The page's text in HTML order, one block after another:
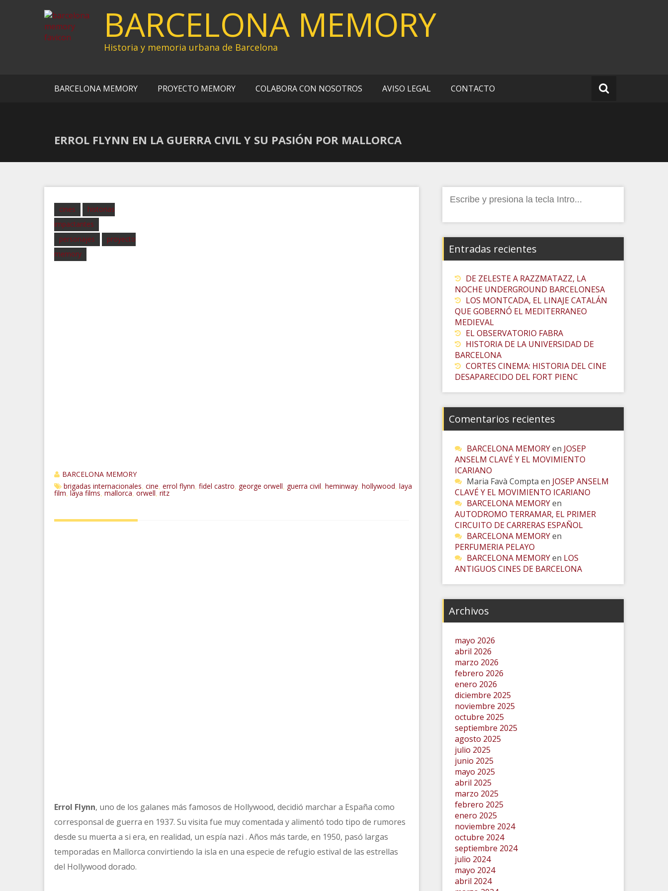
BARCELONA MEMORY
Historia y memoria urbana de Barcelona
BARCELONA MEMORY PROYECTO MEMORY COLABORA CON NOSOTROS AVISO LEGAL CONTACTO
ERROL FLYNN EN LA GUERRA CIVIL Y SU PASIÓN POR MALLORCA
cines
historias
impactantes
personajes
proyecto
memory
BARCELONA MEMORY
brigadas internacionales cine errol flynn fidel castro george orwell guerra civil heminway hollywood laya
film laya films mallorca orwell ritz
Errol Flynn, uno de los galanes más famosos de Hollywood, decidió marchar a España como
corresponsal de guerra en 1937. Su visita fue muy comentada y alimentó todo tipo de rumores
desde su muerta a si era, en realidad, un espía nazi . Años más tarde, en 1950, pasó largas
temporadas en Mallorca convirtiendo la isla en una especie de refugio estival de las estrellas
del Hollywood dorado.
Entradas recientes
DE ZELESTE A RAZZMATAZZ, LA
NOCHE UNDERGROUND BARCELONESA
LOS MONTCADA, EL LINAJE CATALÁN
QUE GOBERNÓ EL MEDITERRANEO
MEDIEVAL
EL OBSERVATORIO FABRA
HISTORIA DE LA UNIVERSIDAD DE
BARCELONA
CORTES CINEMA: HISTORIA DEL CINE
DESAPARECIDO DEL FORT PIENC
Comentarios recientes
BARCELONA MEMORYen JOSEP
ANSELM CLAVÉ Y EL MOVIMIENTO
ICARIANO
Maria Favà Compta en JOSEP ANSELM
CLAVÉ Y EL MOVIMIENTO ICARIANO
BARCELONA MEMORYen
AUTODROMO TERRAMAR, EL PRIMER
CIRCUITO DE CARRERAS ESPAÑOL
BARCELONA MEMORYen
PERFUMERIA PELAYO
BARCELONA MEMORYen LOS
ANTIGUOS CINES DE BARCELONA
Archivos
mayo 2026
abril 2026
marzo 2026
febrero 2026
enero 2026
diciembre 2025
noviembre 2025
octubre 2025
septiembre 2025
agosto 2025
julio 2025
junio 2025
mayo 2025
abril 2025
marzo 2025
febrero 2025
enero 2025
noviembre 2024
octubre 2024
septiembre 2024
julio 2024
mayo 2024
abril 2024